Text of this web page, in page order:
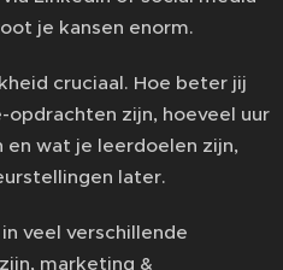
je kansen enorm.
cruciaal. Hoe beter jij
zijn, hoeveel uur
en wat je leerdoelen zijn,
later.
veel verschillende
marketing &